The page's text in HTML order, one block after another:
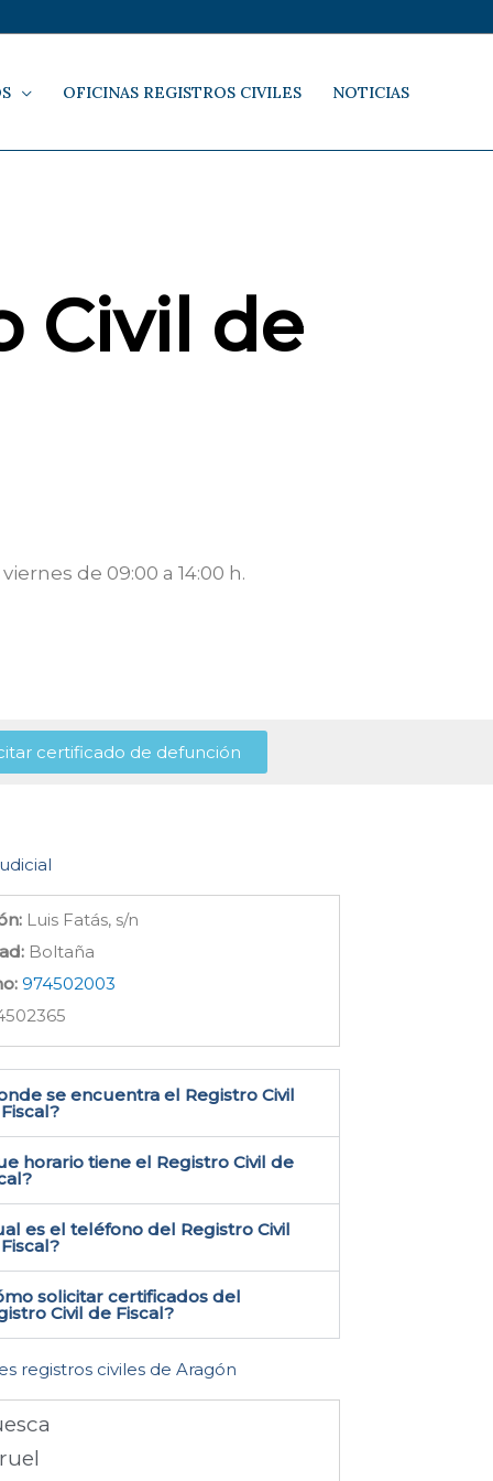
OFICINAS REGISTROS CIVILES NOTICIAS
Civil de
de 09:00 a 14:00 h.
certificado de defunción
Luis Fatás, s/n
Boltaña
974502003
se encuentra el Registro Civil
horario tiene el Registro Civil de
es el teléfono del Registro Civil
solicitar certificados del
Civil de Fiscal​?
registros civiles de Aragón